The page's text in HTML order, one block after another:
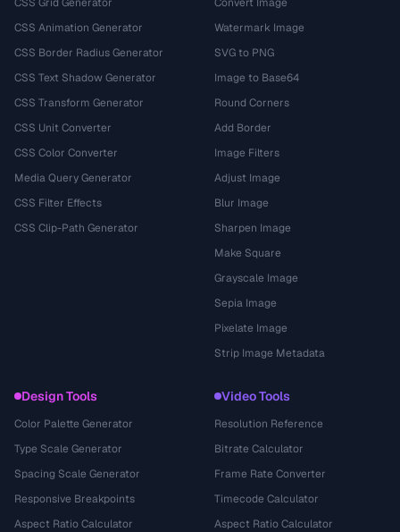
CSS Animation Generator
CSS Border Radius Generator
CSS Text Shadow Generator
CSS Transform Generator
CSS Unit Converter
CSS Color Converter
Media Query Generator
CSS Filter Effects
CSS Clip-Path Generator
Watermark Image
SVG to PNG
Image to Base64
Round Corners
Add Border
Image Filters
Adjust Image
Blur Image
Sharpen Image
Make Square
Grayscale Image
Sepia Image
Pixelate Image
Strip Image Metadata
Design Tools
Color Palette Generator
Type Scale Generator
Spacing Scale Generator
Responsive Breakpoints
Aspect Ratio Calculator
Video Tools
Resolution Reference
Bitrate Calculator
Frame Rate Converter
Timecode Calculator
Aspect Ratio Calculator